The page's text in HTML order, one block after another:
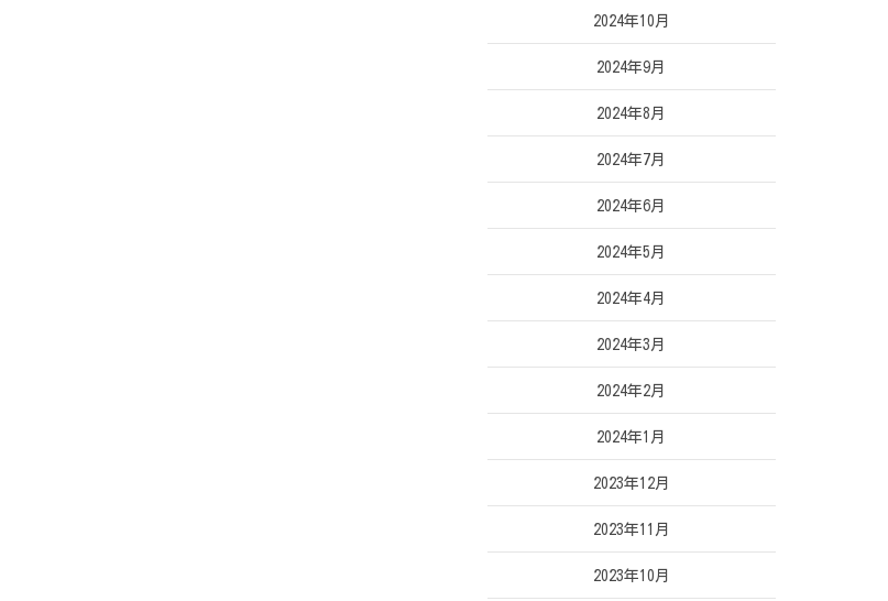
2024年10月
2024年9月
2024年8月
2024年7月
2024年6月
2024年5月
2024年4月
2024年3月
2024年2月
2024年1月
2023年12月
2023年11月
2023年10月